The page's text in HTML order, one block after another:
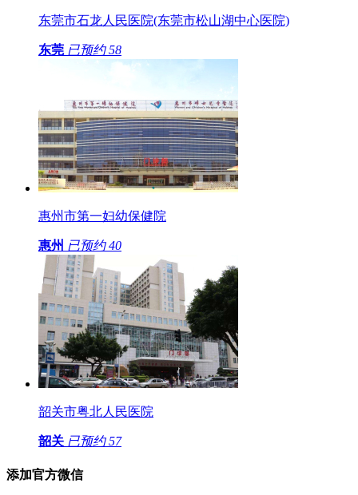
东莞市石龙人民医院(东莞市松山湖中心医院)
东莞 已预约 58
惠州市第一妇幼保健院
惠州 已预约 40
韶关市粤北人民医院
韶关 已预约 57
添加官方微信